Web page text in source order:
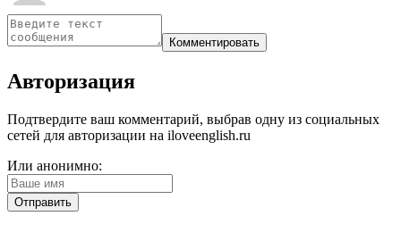
Авторизация
Подтвердите ваш комментарий, выбрав одну из социальных
сетей для авторизации на iloveenglish.ru
Или анонимно: